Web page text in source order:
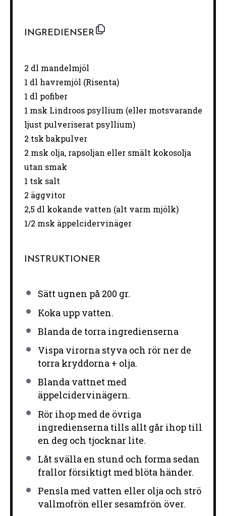
INGREDIENSER
2 dl mandelmjöl
1 dl havremjöl (Risenta)
1 dl pofiber
1 msk Lindroos psyllium (eller motsvarande
ljust pulveriserat psyllium)
2 tsk bakpulver
2 msk olja, rapsoljan eller smält kokosolja
utan smak
1 tsk salt
2 äggvitor
2,5 dl kokande vatten (alt varm mjölk)
1/2 msk äppelcidervinäger
INSTRUKTIONER
Sätt ugnen på 200 gr.
Koka upp vatten.
Blanda de torra ingredienserna
Vispa virorna styva och rör ner de
torra kryddorna + olja.
Blanda vattnet med
äppelcidervinägern.
Rör ihop med de övriga
ingredienserna tills allt går ihop till
en deg och tjocknar lite.
Låt svälla en stund och forma sedan
frallor försiktigt med blöta händer.
Pensla med vatten eller olja och strö
vallmofrön eller sesamfrön över.